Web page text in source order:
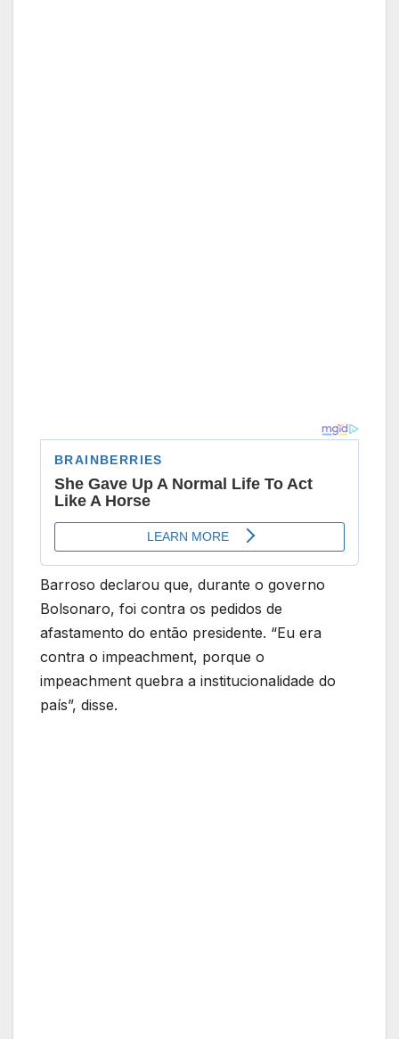
Barroso declarou que, durante o governo
Bolsonaro, foi contra os pedidos de
afastamento do então presidente. “Eu era
contra o impeachment, porque o
impeachment quebra a institucionalidade do
país”, disse.